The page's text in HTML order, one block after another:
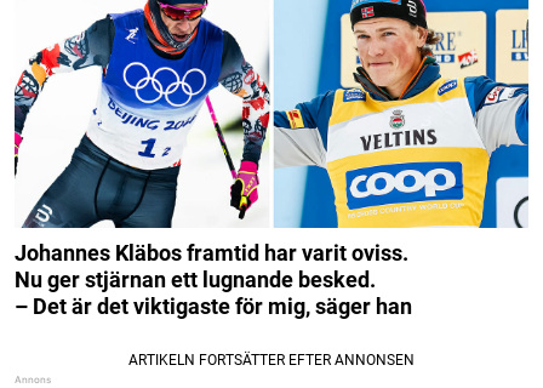
Johannes Kläbos framtid har varit oviss.
Nu ger stjärnan ett lugnande besked.
– Det är det viktigaste för mig, säger han